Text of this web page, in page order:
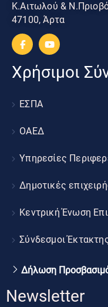
Κ.Αιτωλού &
47100, Άρτα
Χρήσιμοι
ΕΣΠΑ
ΟΑΕΔ
Υπηρεσίες
Δημοτικές
Κεντρική Ένωση
Σύνδεσμοι
Δήλωση
Newsletter